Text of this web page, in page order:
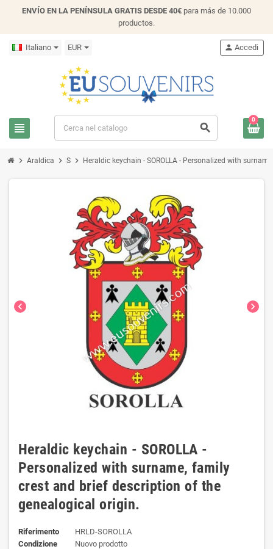
ENVÍO EN LA PENÍNSULA GRATIS DESDE 40€ para más de 10.000
productos.
Italiano EUR
view_headline search
person Accedi
0
chevron_right Araldica chevron_right S chevron_right Heraldic keychain - SOROLLA - Personalized with
chevron_left chevron_right
Heraldic keychain - SOROLLA -
Personalized with surname, family
crest and brief description of the
genealogical origin.
Riferimento
HRLD-SOROLLA
Condizione
Nuovo prodotto